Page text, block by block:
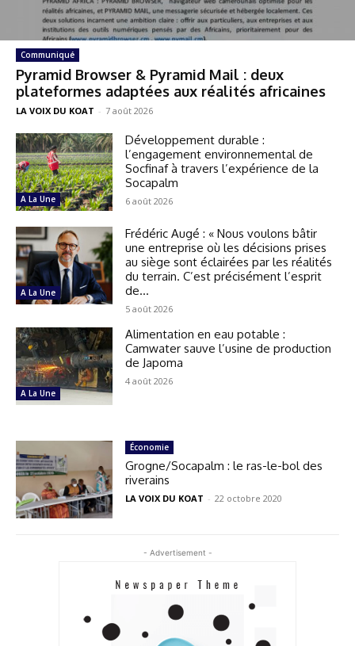
Communiqué
Pyramid Browser & Pyramid Mail : deux
plateformes adaptées aux réalités africaines
LA VOIX DU KOAT - 7 août 2026
A La Une
Développement durable :
l’engagement environnemental de
Socfinaf à travers l’expérience de la
Socapalm
6 août 2026
A La Une
Frédéric Augé : « Nous voulons bâtir
une entreprise où les décisions prises
au siège sont éclairées par les réalités
du terrain. C’est précisément l’esprit
de...
5 août 2026
A La Une
Alimentation en eau potable :
Camwater sauve l’usine de production
de Japoma
4 août 2026
Économie
Grogne/Socapalm : le ras-le-bol des
riverains
LA VOIX DU KOAT - 22 octobre 2020
- Advertisement -